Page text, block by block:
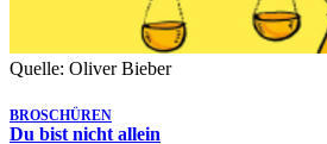
Quelle: Oliver Bieber
BROSCHÜREN
Du bist nicht allein